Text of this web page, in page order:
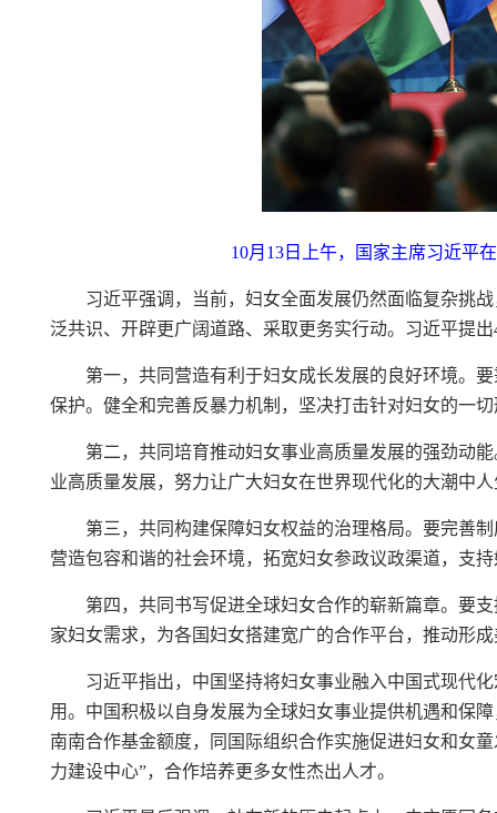
10月13日上午，国家主席习近平
习近平强调，当前，妇女全面发展仍然面临复杂挑
泛共识、开辟更广阔道路、采取更务实行动。习近平提
第一，共同营造有利于妇女成长发展的良好环境。
保护。健全和完善反暴力机制，坚决打击针对妇女的一
第二，共同培育推动妇女事业高质量发展的强劲动
业高质量发展，努力让广大妇女在世界现代化的大潮中
第三，共同构建保障妇女权益的治理格局。要完善
营造包容和谐的社会环境，拓宽妇女参政议政渠道，支
第四，共同书写促进全球妇女合作的崭新篇章。要
家妇女需求，为各国妇女搭建宽广的合作平台，推动形
习近平指出，中国坚持将妇女事业融入中国式现代
用。中国积极以自身发展为全球妇女事业提供机遇和保
南南合作基金额度，同国际组织合作实施促进妇女和女
力建设中心”，合作培养更多女性杰出人才。